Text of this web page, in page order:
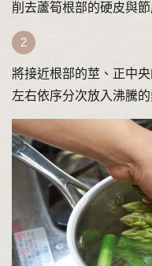
削去蘆筍根部的硬皮與
將接近根部的莖、正中
左右依序分次放入沸騰